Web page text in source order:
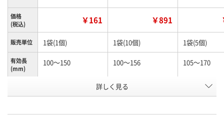
価格
(税込)
￥161 ￥891
販売単位 1袋(1個) 1袋(10個) 1袋(5個)
有効長
(mm)
100～150 100～156 105～170
N261156 K960603
詳しく見る